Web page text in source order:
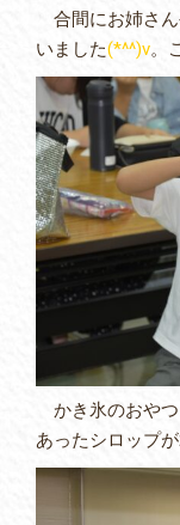
合間にお姉さん
いました(*^^)v。
かき氷のおやつ
あったシロップ